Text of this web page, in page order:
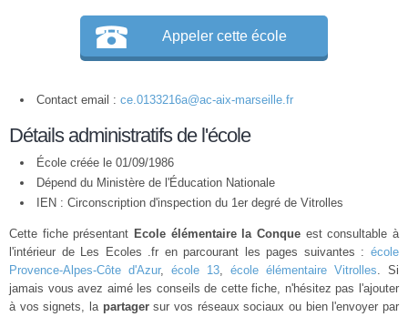
Appeler cette école
Contact email : ce.0133216a@ac-aix-marseille.fr
Détails administratifs de l'école
École créée le 01/09/1986
Dépend du Ministère de l'Éducation Nationale
IEN : Circonscription d'inspection du 1er degré de Vitrolles
Cette fiche présentant Ecole élémentaire la Conque est consultable à
l'intérieur de Les Ecoles .fr en parcourant les pages suivantes : école
Provence-Alpes-Côte d'Azur, école 13, école élémentaire Vitrolles. Si
jamais vous avez aimé les conseils de cette fiche, n'hésitez pas l'ajouter
à vos signets, la partagersur vos réseaux sociaux ou bien l'envoyer par